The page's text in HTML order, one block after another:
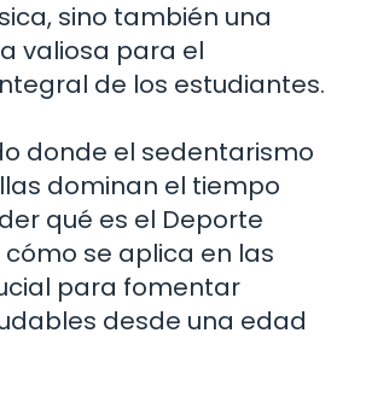
sino también una
valiosa para el
de los estudiantes.
donde el sedentarismo
dominan el tiempo
qué es el Deporte
cómo se aplica en las
para fomentar
desde una edad